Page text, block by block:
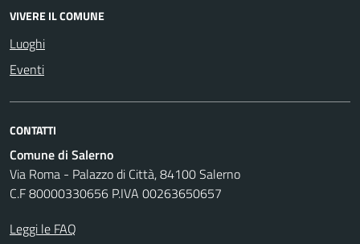
VIVERE IL COMUNE
Luoghi
Eventi
CONTATTI
Comune di Salerno
Via Roma - Palazzo di Città, 84100 Salerno
C.F 80000330656 P.IVA 00263650657
Leggi le FAQ